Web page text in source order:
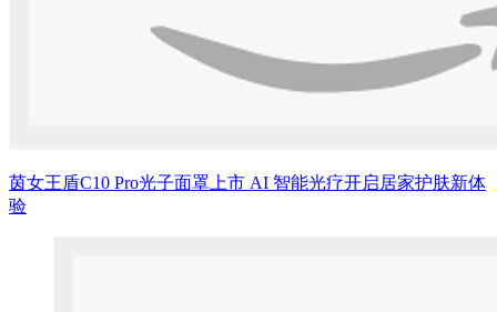
茵女王盾C10 Pro光子面罩上市 AI 智能光疗开启居家护肤新体
验